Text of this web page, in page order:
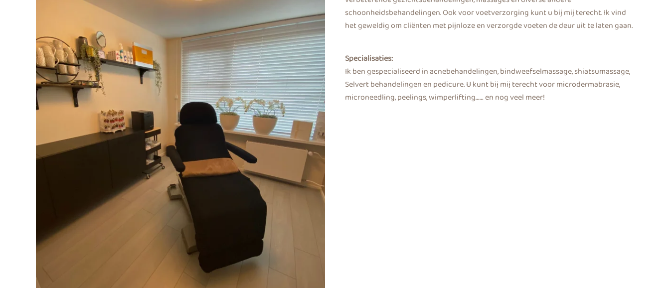
schoonheidsbehandelingen. Ook voor voetverzorging kunt u bij mij terecht. Ik vind
het geweldig om cliënten met pijnloze en verzorgde voeten de deur uit te laten gaan.
Specialisaties:
Ik ben gespecialiseerd in acnebehandelingen, bindweefselmassage, shiatsumassage,
Selvert behandelingen en pedicure. U kunt bij mij terecht voor microdermabrasie,
microneedling, peelings, wimperlifting…… en nog veel meer!